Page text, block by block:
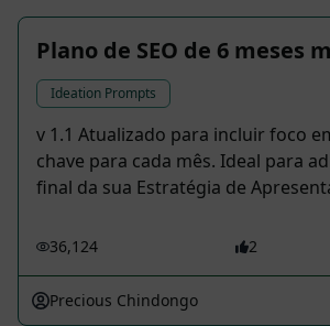
Plano de SEO de 6 meses
Ideation Prompts
v 1.1 Atualizado para incluir foco
chave para cada mês. Ideal para
final da sua Estratégia de
36,124 2
Precious Chindongo